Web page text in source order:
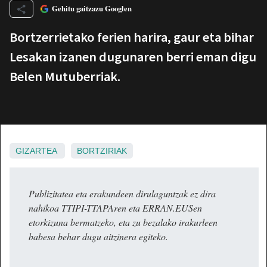
Gehitu gaitzazu Googlen
Bortzerrietako ferien harira, gaur eta bihar
Lesakan izanen dugunaren berri eman digu
Belen Mutuberriak.
GIZARTEA BORTZIRIAK
Publizitatea eta erakundeen dirulaguntzak ez dira
nahikoa TTIPI-TTAPAren eta ERRAN.EUSen
etorkizuna bermatzeko, eta zu bezalako irakurleen
babesa behar dugu aitzinera egiteko.